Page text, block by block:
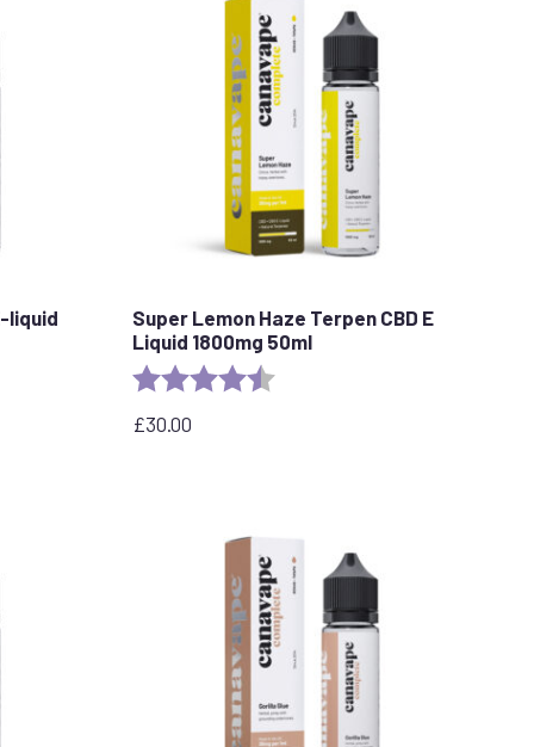
liquid
Super Lemon Haze Terpen CBD E
Liquid 1800mg 50ml
Rating:
£30.00